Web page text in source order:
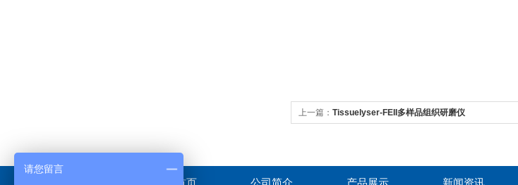
上一篇： Tissuelyser-FEII多样品组织研磨仪
首页 公司简介 产品展示 新闻资讯
请您留言